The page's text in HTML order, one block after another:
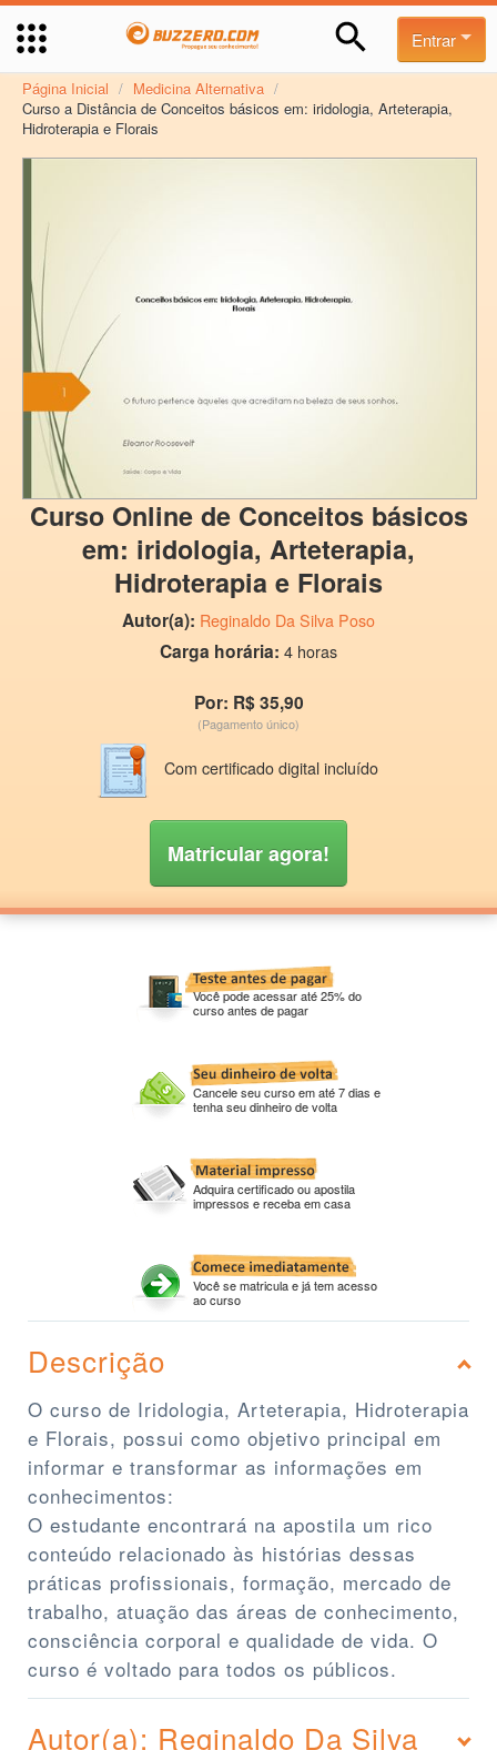
Entrar
Página Inicial / Medicina Alternativa /
Curso a Distância de Conceitos básicos em: iridologia, Arteterapia,
Hidroterapia e Florais
Curso Online de Conceitos básicos
em: iridologia, Arteterapia,
Hidroterapia e Florais
Autor(a): Reginaldo Da Silva Poso
Carga horária: 4 horas
Por: R$ 35,90
(Pagamento único)
Com certificado digital incluído
Matricular agora!
Você pode acessar até 25% do
curso antes de pagar
Cancele seu curso em até 7 dias e
tenha seu dinheiro de volta
Adquira certificado ou apostila
impressos e receba em casa
Você se matricula e já tem acesso
ao curso
Descrição
O curso de Iridologia, Arteterapia, Hidroterapia
e Florais, possui como objetivo principal em
informar e transformar as informações em
conhecimentos:
O estudante encontrará na apostila um rico
conteúdo relacionado às histórias dessas
práticas profissionais, formação, mercado de
trabalho, atuação das áreas de conhecimento,
consciência corporal e qualidade de vida. O
curso é voltado para todos os públicos.
Autor(a): Reginaldo Da Silva